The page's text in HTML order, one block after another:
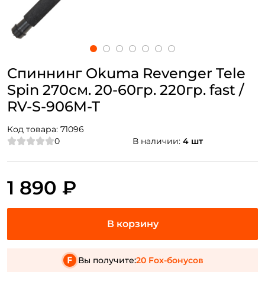
Спиннинг Okuma Revenger Tele
Spin 270см. 20-60гр. 220гр. fast /
RV-S-906M-T
Код товара: 71096
0
В наличии: 4 шт
1 890 ₽
Вы получите:20 Fox-бонусов